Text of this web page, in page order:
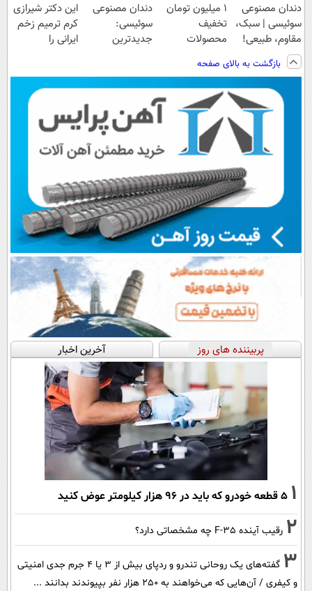
دندان مصنوعی
سوئیسی | سبک،
مقاوم، طبیعی!
ویزیت
رایگان+پرداخت
اقساطی😍
۱ میلیون تومان
تخفیف
محصولات
نزدیک‌تر به
شروع کاهش
وزن
دندان مصنوعی
سوئیسی:
جدیدترین
پرداخت قسطی
این دکتر شیرازی
کرم ترمیم زخم
ایرانی را
بازگشت به بالای صفحه
پربیننده های روز آخرین اخبار
1 ۵ قطعه خودرو که باید در ۹۶ هزار کیلومتر عوض کنید
2 رقیب آینده F-35 چه مشخصاتی دارد؟
3
گفته‌های یک روحانی تندرو و ردپای بیش از ۳ یا ۴ جرم جدی امنیتی
و کیفری / آن‌هایی که می‌خواهند به ۲۵۰ هزار نفر بپیوندند بدانند ...